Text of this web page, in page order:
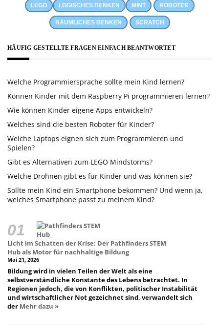
LEGO LOGISCHES DENKEN MINT ROBOTER
RÄUMLICHES DENKEN SCRATCH
HÄUFIG GESTELLTE FRAGEN EINFACH BEANTWORTET
Welche Programmiersprache sollte mein Kind lernen?
Können Kinder mit dem Raspberry Pi programmieren lernen?
Wie können Kinder eigene Apps entwickeln?
Welches sind die besten Roboter für Kinder?
Welche Laptops eignen sich zum Programmieren und
Spielen?
Gibt es Alternativen zum LEGO Mindstorms?
Welche Drohnen gibt es für Kinder und was können sie?
Sollte mein Kind ein Smartphone bekommen? Und wenn ja,
welches Smartphone passt zu meinem Kind?
Licht im Schatten der Krise: Der Pathfinders STEM
Hub als Motor für nachhaltige Bildung
Mai 21, 2026
Bildung wird in vielen Teilen der Welt als eine
selbstverständliche Konstante des Lebens betrachtet. In
Regionen jedoch, die von Konflikten, politischer Instabilität
und wirtschaftlicher Not gezeichnet sind, verwandelt sich
der Mehr dazu »